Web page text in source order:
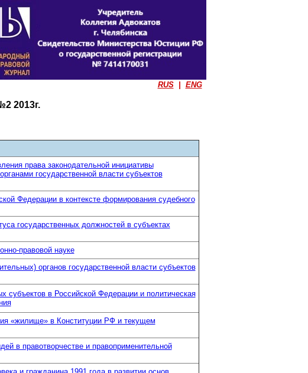
RUS| ENG
2013г.
права законодательной инициативы
государственной власти субъектов
Федерации в контексте формирования судебного
государственных должностей в субъектах
правовой науке
органов государственной власти субъектов
субъектов в Российской Федерации и политическая
«жилище» в Конституции РФ и текущем
в правотворчестве и правоприменительной